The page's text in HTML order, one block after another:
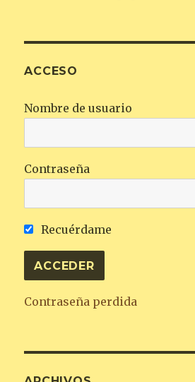
ACCESO
Nombre de usuario
Contraseña
Recuérdame
Contraseña perdida